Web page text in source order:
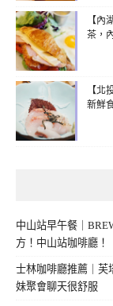
【內
茶，
【北
新鮮
中山站早午餐｜
方！中山站咖啡廳！
士林咖啡廳推薦｜芙
妹聚會聊天很舒服